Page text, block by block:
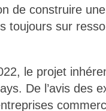
de construire
toujours sur
le projet
De l’avis des